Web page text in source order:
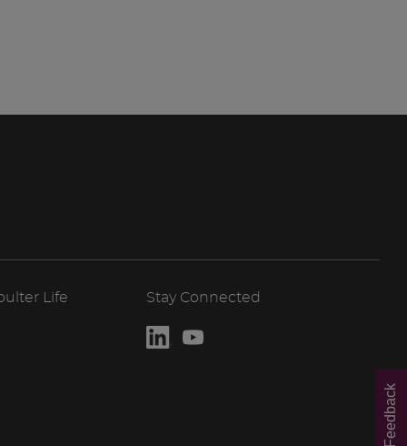
Life Stay Connected
Feedback